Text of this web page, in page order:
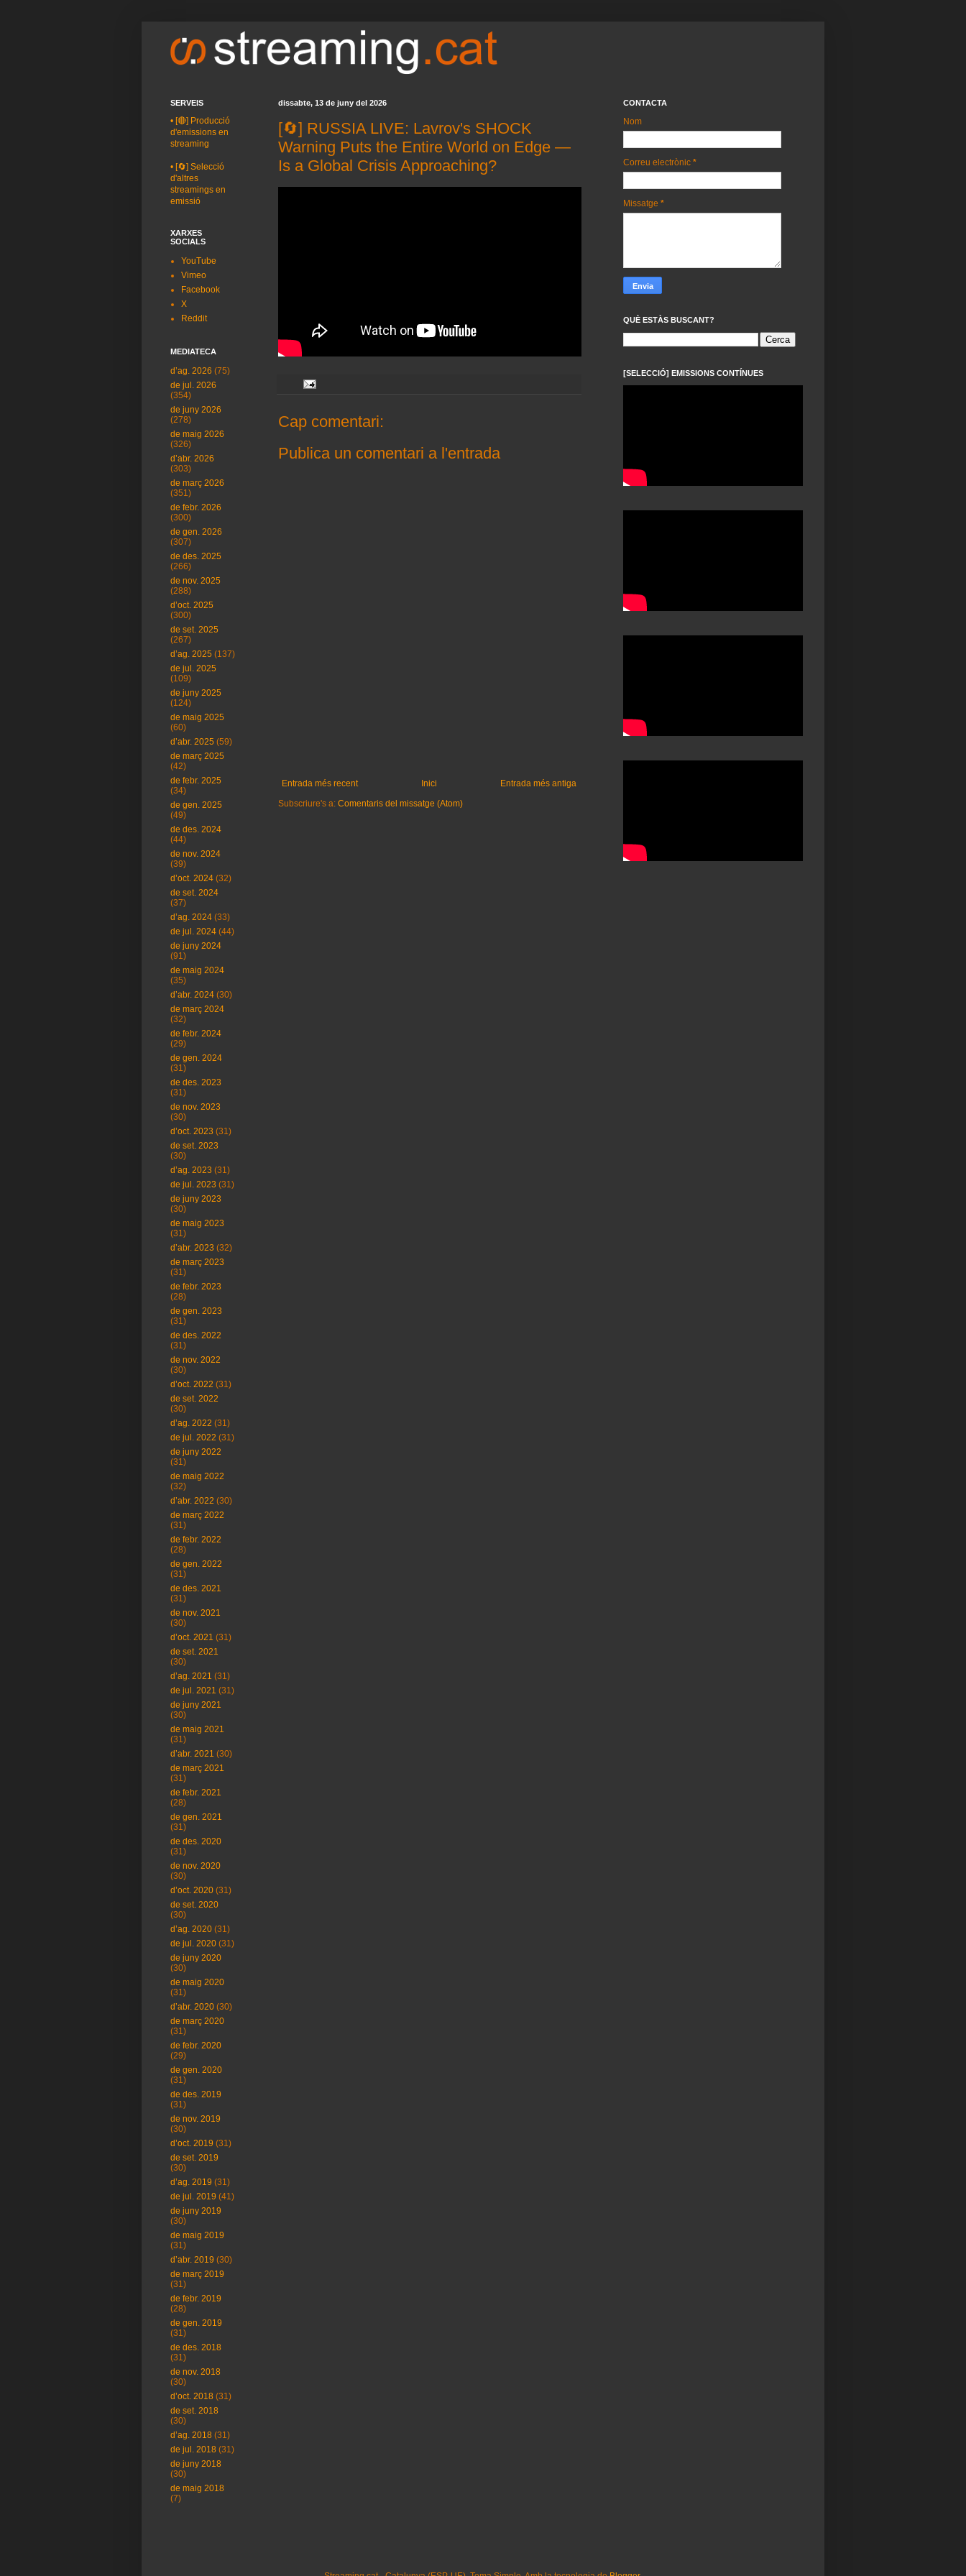
dissabte, 13 de juny del 2026
[🔄] RUSSIA LIVE: Lavrov's SHOCK
Warning Puts the Entire World on Edge —
Is a Global Crisis Approaching?
Cap comentari:
Publica un comentari a l'entrada
Entrada més recent Entrada més antiga
Inici
Subscriure's a: Comentaris del missatge (Atom)
SERVEIS
• [🔴] Producció
d'emissions en
streaming
• [🔄] Selecció
d'altres
streamings en
emissió
XARXES
SOCIALS
YouTube
Vimeo
Facebook
X
Reddit
MEDIATECA
d’ag. 2026 (75)
de jul. 2026
(354)
de juny 2026
(278)
de maig 2026
(326)
d’abr. 2026
(303)
de març 2026
(351)
de febr. 2026
(300)
de gen. 2026
(307)
de des. 2025
(266)
de nov. 2025
(288)
d’oct. 2025
(300)
de set. 2025
(267)
d’ag. 2025 (137)
de jul. 2025
(109)
de juny 2025
(124)
de maig 2025
(60)
d’abr. 2025 (59)
de març 2025
(42)
de febr. 2025
(34)
de gen. 2025
(49)
de des. 2024
(44)
de nov. 2024
(39)
d’oct. 2024 (32)
de set. 2024
(37)
d’ag. 2024 (33)
de jul. 2024 (44)
de juny 2024
(91)
de maig 2024
(35)
d’abr. 2024 (30)
de març 2024
(32)
de febr. 2024
(29)
de gen. 2024
(31)
de des. 2023
(31)
de nov. 2023
(30)
d’oct. 2023 (31)
de set. 2023
(30)
d’ag. 2023 (31)
de jul. 2023 (31)
de juny 2023
(30)
de maig 2023
(31)
d’abr. 2023 (32)
de març 2023
(31)
de febr. 2023
(28)
de gen. 2023
(31)
de des. 2022
(31)
de nov. 2022
(30)
d’oct. 2022 (31)
de set. 2022
(30)
d’ag. 2022 (31)
de jul. 2022 (31)
de juny 2022
(31)
de maig 2022
(32)
d’abr. 2022 (30)
de març 2022
(31)
de febr. 2022
(28)
de gen. 2022
(31)
de des. 2021
(31)
de nov. 2021
(30)
d’oct. 2021 (31)
de set. 2021
(30)
d’ag. 2021 (31)
de jul. 2021 (31)
de juny 2021
(30)
de maig 2021
(31)
d’abr. 2021 (30)
de març 2021
(31)
de febr. 2021
(28)
de gen. 2021
(31)
de des. 2020
(31)
de nov. 2020
(30)
d’oct. 2020 (31)
de set. 2020
(30)
d’ag. 2020 (31)
de jul. 2020 (31)
de juny 2020
(30)
de maig 2020
(31)
d’abr. 2020 (30)
de març 2020
(31)
de febr. 2020
(29)
de gen. 2020
(31)
de des. 2019
(31)
de nov. 2019
(30)
d’oct. 2019 (31)
de set. 2019
(30)
d’ag. 2019 (31)
de jul. 2019 (41)
de juny 2019
(30)
de maig 2019
(31)
d’abr. 2019 (30)
de març 2019
(31)
de febr. 2019
(28)
de gen. 2019
(31)
de des. 2018
(31)
de nov. 2018
(30)
d’oct. 2018 (31)
de set. 2018
(30)
d’ag. 2018 (31)
de jul. 2018 (31)
de juny 2018
(30)
de maig 2018
(7)
CONTACTA
Nom
Correu electrònic *
Missatge *
QUÈ ESTÀS BUSCANT?
[SELECCIÓ] EMISSIONS CONTÍNUES